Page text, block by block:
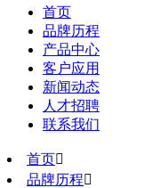
首页
品牌历程
产品中心
客户应用
新闻动态
人才招聘
联系我们
首页
品牌历程